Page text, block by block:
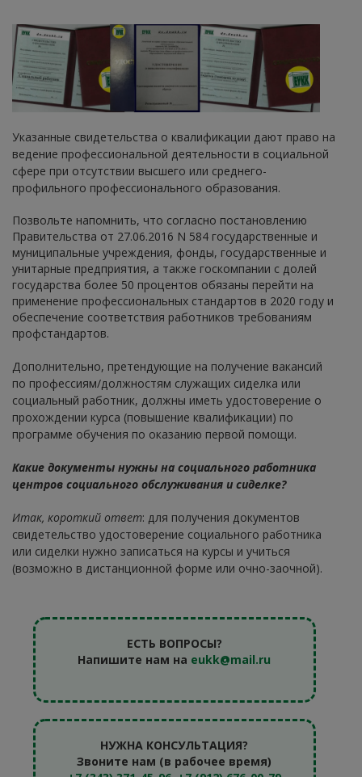
Указанные свидетельства о квалификации дают право на
ведение профессиональной деятельности в социальной
сфере при отсутствии высшего или среднего-
профильного профессионального образования.
Позвольте напомнить, что согласно постановлению
Правительства от 27.06.2016 N 584 государственные и
муниципальные учреждения, фонды, государственные и
унитарные предприятия, а также госкомпании с долей
государства более 50 процентов обязаны перейти на
применение профессиональных стандартов в 2020 году и
обеспечение соответствия работников требованиям
профстандартов.
Дополнительно, претендующие на получение вакансий
по профессиям/должностям служащих сиделка или
социальный работник, должны иметь удостоверение о
прохождении курса (повышение квалификации) по
программе обучения по оказанию первой помощи.
Какие документы нужны на социального работника
центров социального обслуживания и сиделке?
Итак, короткий ответ: для получения документов
свидетельство удостоверение социального работника
или сиделки нужно записаться на курсы и учиться
(возможно в дистанционной форме или очно-заочной).
ЕСТЬ ВОПРОСЫ?
Напишите нам на eukk@mail.ru
НУЖНА КОНСУЛЬТАЦИЯ?
Звоните нам (в рабочее время)